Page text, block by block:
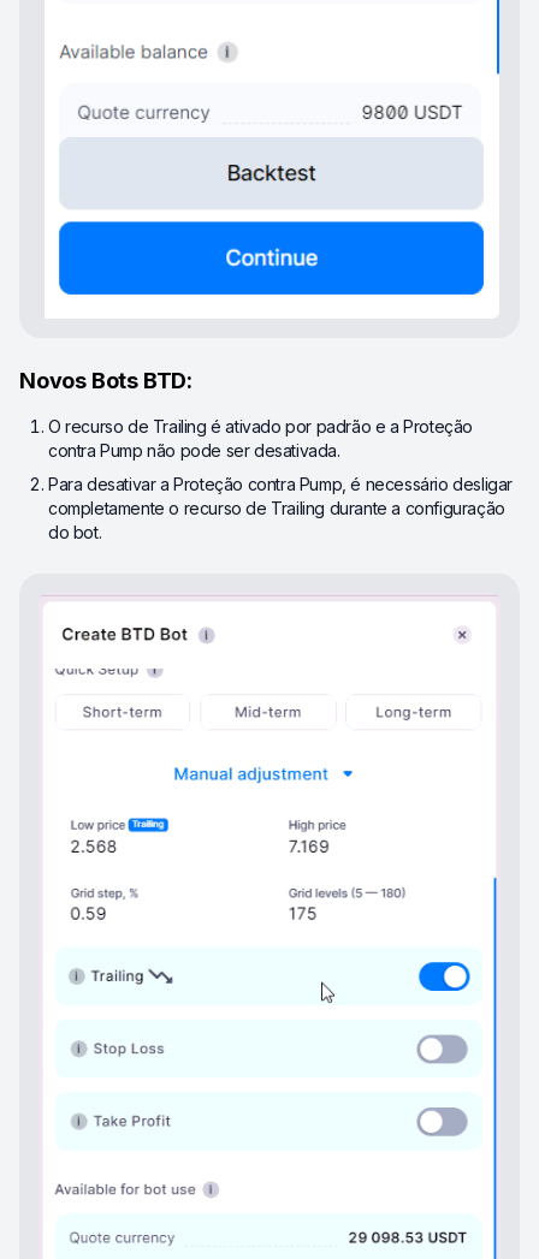
Novos Bots BTD:
O recurso de Trailing é ativado por padrão e a Proteção
contra Pump não pode ser desativada.
Para desativar a Proteção contra Pump, é necessário desligar
completamente o recurso de Trailing durante a configuração
do bot.